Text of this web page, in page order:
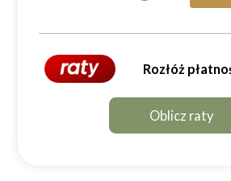
Rozłóż
Oblicz raty